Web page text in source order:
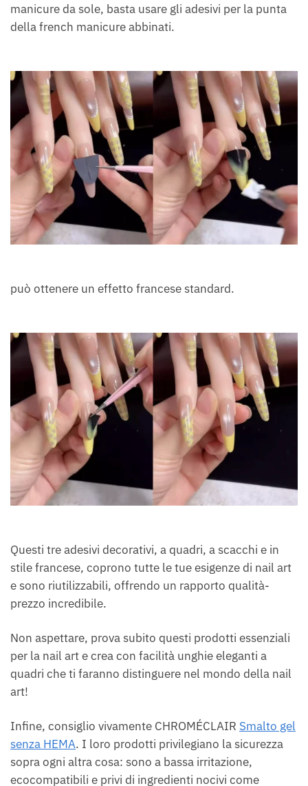
manicure da sole, basta usare gli adesivi per la punta
della french manicure abbinati.
può ottenere un effetto francese standard.
Questi tre adesivi decorativi, a quadri, a scacchi e in
stile francese, coprono tutte le tue esigenze di nail art
e sono riutilizzabili, offrendo un rapporto qualità-
prezzo incredibile.
Non aspettare, prova subito questi prodotti essenziali
per la nail art e crea con facilità unghie eleganti a
quadri che ti faranno distinguere nel mondo della nail
art!
Infine, consiglio vivamente CHROMÉCLAIR Smalto gel
senza HEMA. I loro prodotti privilegiano la sicurezza
sopra ogni altra cosa: sono a bassa irritazione,
ecocompatibili e privi di ingredienti nocivi come